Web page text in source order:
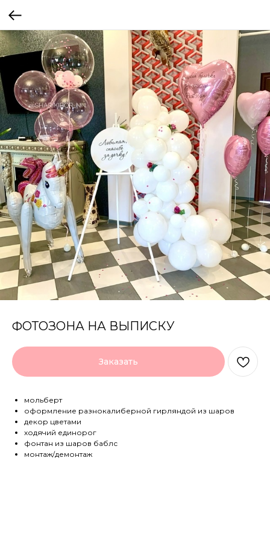
ФОТОЗОНА НА ВЫПИСКУ
Заказать
мольберт
оформление разнокалиберной гирляндой из шаров
декор цветами
ходячий единорог
фонтан из шаров баблс
монтаж/демонтаж